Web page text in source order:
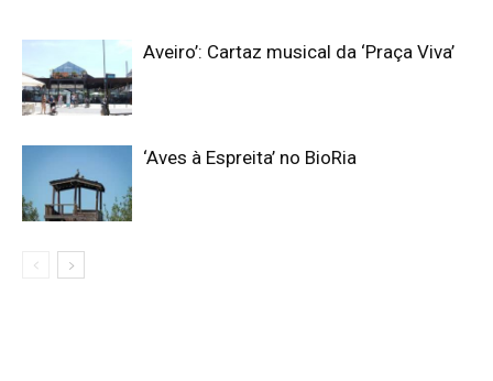
Aveiro’: Cartaz musical da ‘Praça Viva’
‘Aves à Espreita’ no BioRia